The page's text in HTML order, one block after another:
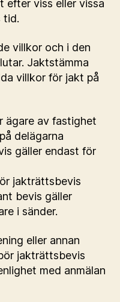
efter viss eller vissa
tid.
villkor och i den
Jaktstämma
villkor för jakt på
ägare av fastighet
delägarna
gäller endast för
jakträttsbevis
bevis gäller
i sänder.
eller annan
jakträttsbevis
med anmälan